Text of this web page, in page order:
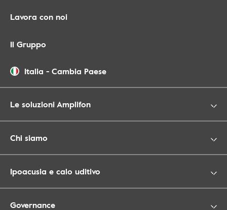
Lavora con noi
Il Gruppo
Italia - Cambia Paese
Le soluzioni Amplifon
Chi siamo
Ipoacusia e calo uditivo
Governance